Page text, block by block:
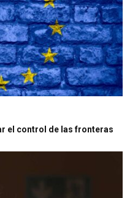
el control de las fronteras